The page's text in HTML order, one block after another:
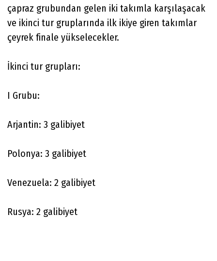
çapraz grubundan gelen iki takımla karşılaşacak
ve ikinci tur gruplarında ilk ikiye giren takımlar
çeyrek finale yükselecekler.
İkinci tur grupları:
I Grubu:
Arjantin: 3 galibiyet
Polonya: 3 galibiyet
Venezuela: 2 galibiyet
Rusya: 2 galibiyet